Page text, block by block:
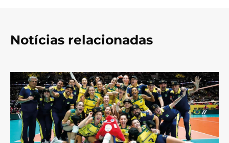
Notícias relacionadas